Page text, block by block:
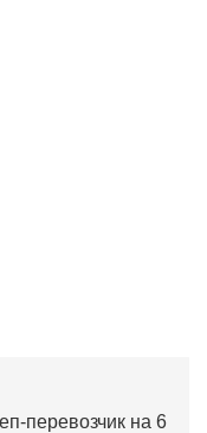
перевозчик на 6